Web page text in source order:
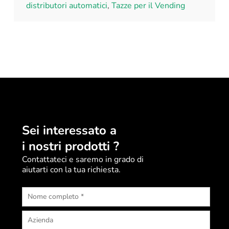
distributori automatici, Tazze per il Vending
Sei interessato a
i nostri prodotti ?
Contattateci e saremo in grado di
aiutarti con la tua richiesta.